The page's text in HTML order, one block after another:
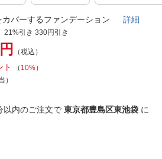
カバーするファンデーション 詳細
21%引き 330円引き
（税込）
ト （ 10%）
）
以内のご注文で 東京都豊島区東池袋 に